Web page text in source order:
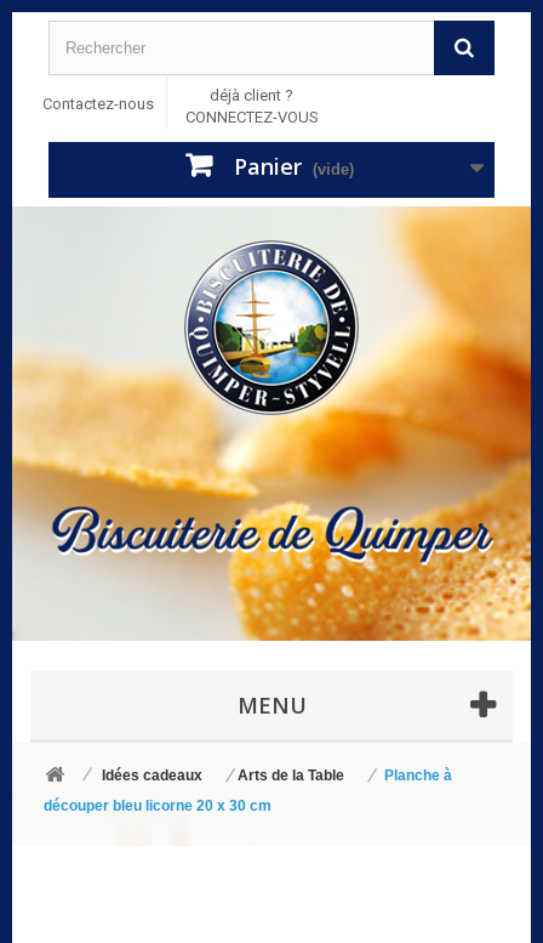
Contactez-nous
déjà client ?
CONNECTEZ-VOUS
Panier (vide)
MENU
Idées cadeaux Arts de la Table
Planche à
découper bleu licorne 20 x 30 cm